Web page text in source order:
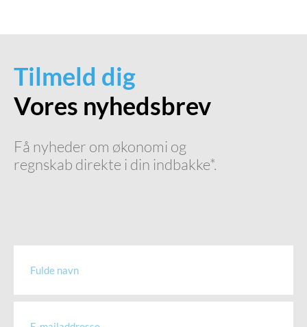
Tilmeld dig
Vores nyhedsbrev
Få nyheder om økonomi og
regnskab direkte i din indbakke*.